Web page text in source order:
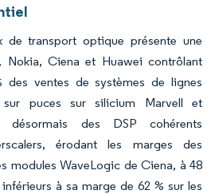
de transport optique présente une
Nokia, Ciena et Huawei contrôlant
des ventes de systèmes de lignes
puces sur silicium Marvell et
désormais des DSP cohérents
érodant les marges des
modules WaveLogic de Ciena, à 48
à sa marge de 62 % sur les